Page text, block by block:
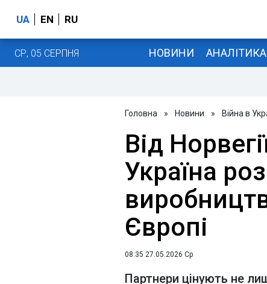
UA EN RU
СР, 05 СЕРПНЯ НОВИНИ АНАЛІТИКА
Головна » Новини » Війна в
Від
Україна
Європі
08:35 27.05.2026 Ср
Партнери цінують не